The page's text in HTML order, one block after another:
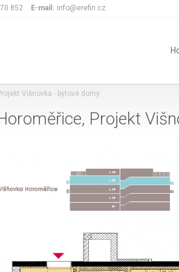
852 E-mail: info@erefin.cz
Višnovka - bytové domy
Projekt